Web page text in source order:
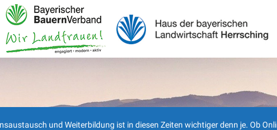
und Weiterbildung ist in diesen Zeiten wichtiger denn je. Ob